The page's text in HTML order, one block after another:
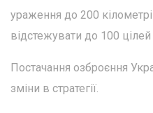
ураження до 200
відстежувати до 100
Постачання озброєння
зміни в стратегії.